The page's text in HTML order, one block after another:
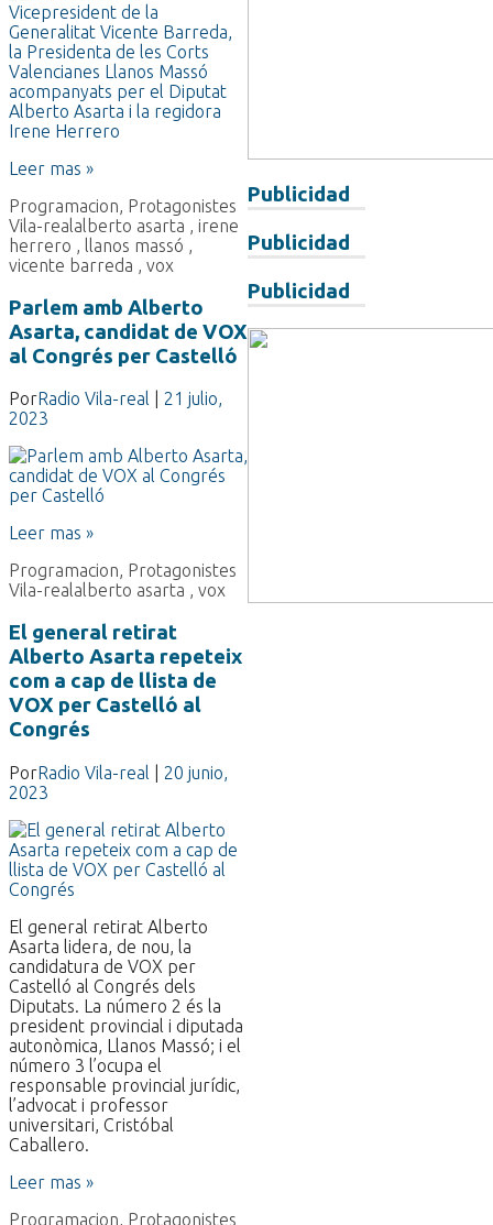
Publicidad
Publicidad
Publicidad
Leer mas »
Programacion, Protagonistes
Vila-realalberto asarta , irene
herrero , llanos massó ,
vicente barreda , vox
Parlem amb Alberto
Asarta, candidat de VOX
al Congrés per Castelló
PorRadio Vila-real
21 julio,
2023
Leer mas »
Programacion, Protagonistes
Vila-realalberto asarta , vox
El general retirat
Alberto Asarta repeteix
com a cap de llista de
VOX per Castelló al
Congrés
PorRadio Vila-real
20 junio,
2023
El general retirat Alberto
Asarta lidera, de nou, la
candidatura de VOX per
Castelló al Congrés dels
Diputats. La número 2 és la
president provincial i diputada
autonòmica, Llanos Massó; i el
número 3 l’ocupa el
responsable provincial jurídic,
l’advocat i professor
universitari, Cristóbal
Caballero.
Leer mas »
Programacion, Protagonistes